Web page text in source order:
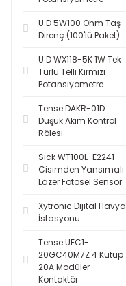
U.D 5W100 Ohm Taş
Direnç (100'lü Paket)
U.D WX118-5K 1W Tek
Turlu Telli Kırmızı
Potansiyometre
Tense DAKR-01D
Düşük Akım Kontrol
Rölesi
Sıck WT100L-E2241
Cisimden Yansımalı
Lazer Fotosel Sensör
Xytronic Dijital Havya
İstasyonu
Tense UEC1-
20GC40M7Z 4 Kutup
20A Modüler
Kontaktör